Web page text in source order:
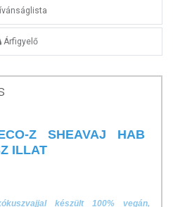
Árfigyelő
Z SHEAVAJ HAB
ILLAT
készült 100% vegán,